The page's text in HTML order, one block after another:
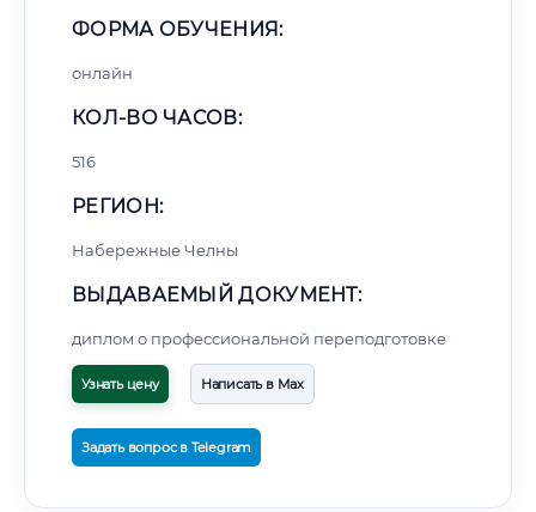
ФОРМА ОБУЧЕНИЯ:
онлайн
КОЛ-ВО ЧАСОВ:
516
РЕГИОН:
Набережные Челны
ВЫДАВАЕМЫЙ ДОКУМЕНТ:
диплом о профессиональной переподготовке
Узнать цену Написать в Max
Задать вопрос в Telegram